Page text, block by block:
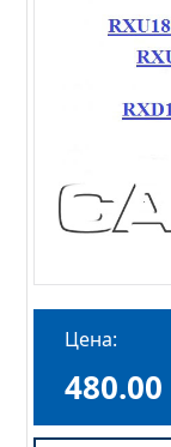
Цена:
480.00